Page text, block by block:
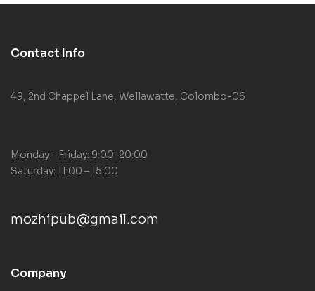
Contact Info
49, 2nd Chappel Lane, Wellawatte, Colombo-06
Monday – Friday: 9:00-20:00
Saturday: 11:00 – 15:00
mozhipub@gmail.com
Company